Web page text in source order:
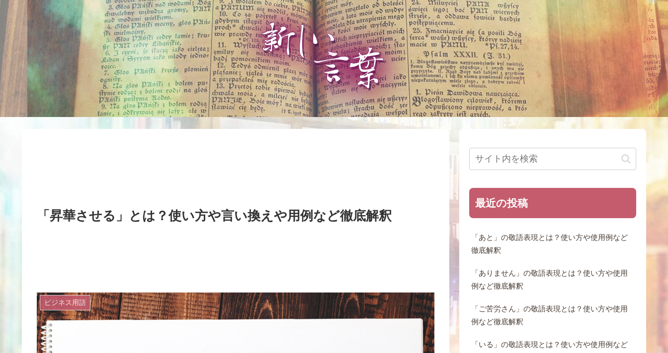
「昇華させる」とは？使い方や言い換えや用例など徹底解釈
ビジネス用語
最近の投稿
「あと」の敬語表現とは？使い方や使用例など
徹底解釈
「ありません」の敬語表現とは？使い方や使用
例など徹底解釈
「ご苦労さん」の敬語表現とは？使い方や使用
例など徹底解釈
「いる」の敬語表現とは？使い方や使用例など